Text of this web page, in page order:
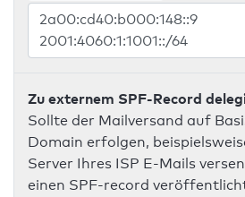
Zu externem SPF-Record
Sollte der Mailversand auf
Domain erfolgen,
Server Ihres ISP E-Mails
einen SPF-record